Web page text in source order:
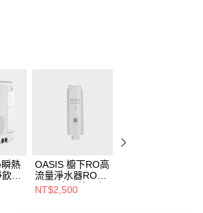
熱
水
OASIS 櫥下RO高
流量淨水器RO
600G專用第一年
份濾芯組
NT$2,500